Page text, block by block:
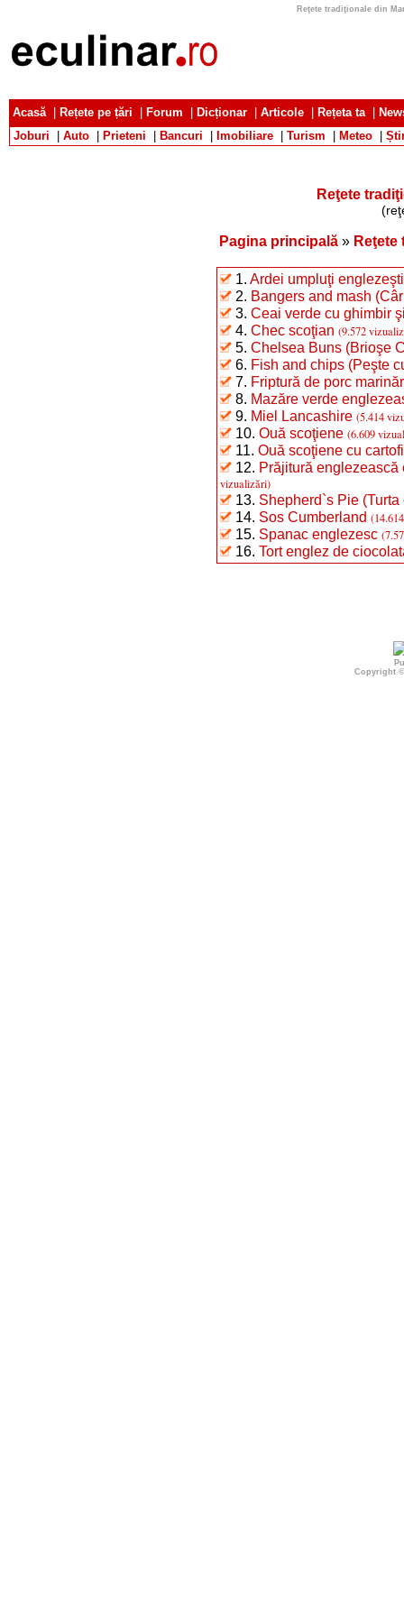
Reţete tradiţionale din
Acasă| Rețete pe țări Forum Dicționar Articole Rețeta ta|
Joburi
Auto Prieteni Bancuri Imobiliare Turism Meteo
Reţete
Pagina principală » Reţete
1. Ardei umpluţi englezeşti
2. Bangers and mash
3. Ceai verde cu ghimbir
4. Chec scoţian (9.572
5. Chelsea Buns (Brioşe
6. Fish and chips (Peşte
7. Friptură de porc
8. Mazăre verde
9. Miel Lancashire (5.414
10. Ouă scoţiene (6.609
11. Ouă scoţiene cu
12. Prăjitură
vizualizări)
13. Shepherd`s Pie
14. Sos Cumberland
15. Spanac englezesc
16. Tort englez de
Copyright